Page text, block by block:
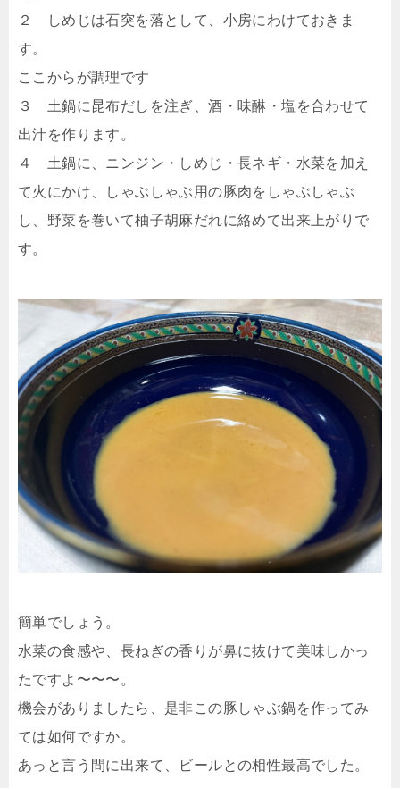
２ しめじは石突を落として、小房にわけておきま
す。
ここからが調理です
３ 土鍋に昆布だしを注ぎ、酒・味醂・塩を合わせて
出汁を作ります。
４ 土鍋に、ニンジン・しめじ・長ネギ・水菜を加え
て火にかけ、しゃぶしゃぶ用の豚肉をしゃぶしゃぶ
し、野菜を巻いて柚子胡麻だれに絡めて出来上がりで
す。
簡単でしょう。
水菜の食感や、長ねぎの香りが鼻に抜けて美味しかっ
たですよ〜〜〜。
機会がありましたら、是非この豚しゃぶ鍋を作ってみ
ては如何ですか。
あっと言う間に出来て、ビールとの相性最高でした。